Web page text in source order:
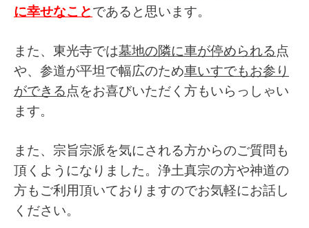
に幸せなこと であると思います。
また、東光寺では墓地の隣に車が停められる 点
や、参道が平坦で幅広のため車いすでもお参り
ができる 点をお喜びいただく方もいらっしゃい
ます。
また、宗旨宗派を気にされる方からのご質問も
頂くようになりました。浄土真宗の方や神道の
方もご利用頂いておりますのでお気軽にお話し
ください。